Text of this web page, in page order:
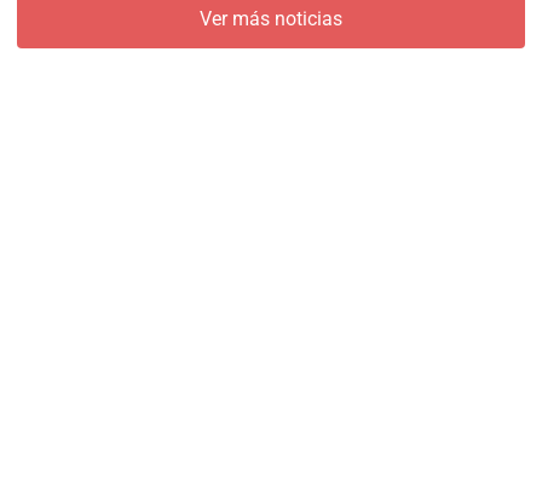
Ver más noticias